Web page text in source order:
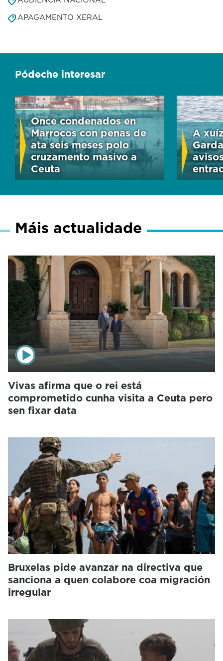
APAGAMENTO XERAL
Pódeche interesar
Once condenados en
Marrocos con penas de
ata seis meses polo
cruzamento masivo a
Ceuta
A
Máis actualidade
Vivas afirma que o rei está
comprometido cunha visita a Ceuta pero
sen fixar data
Bruxelas pide avanzar na directiva que
sanciona a quen colabore coa migración
irregular